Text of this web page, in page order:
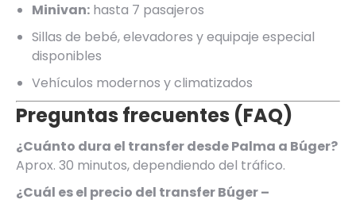
Minivan: hasta 7 pasajeros
Sillas de bebé, elevadores y equipaje especial
disponibles
Vehículos modernos y climatizados
Preguntas frecuentes (FAQ)
¿Cuánto dura el transfer desde Palma a Búger?
Aprox. 30 minutos, dependiendo del tráfico.
¿Cuál es el precio del transfer Búger –